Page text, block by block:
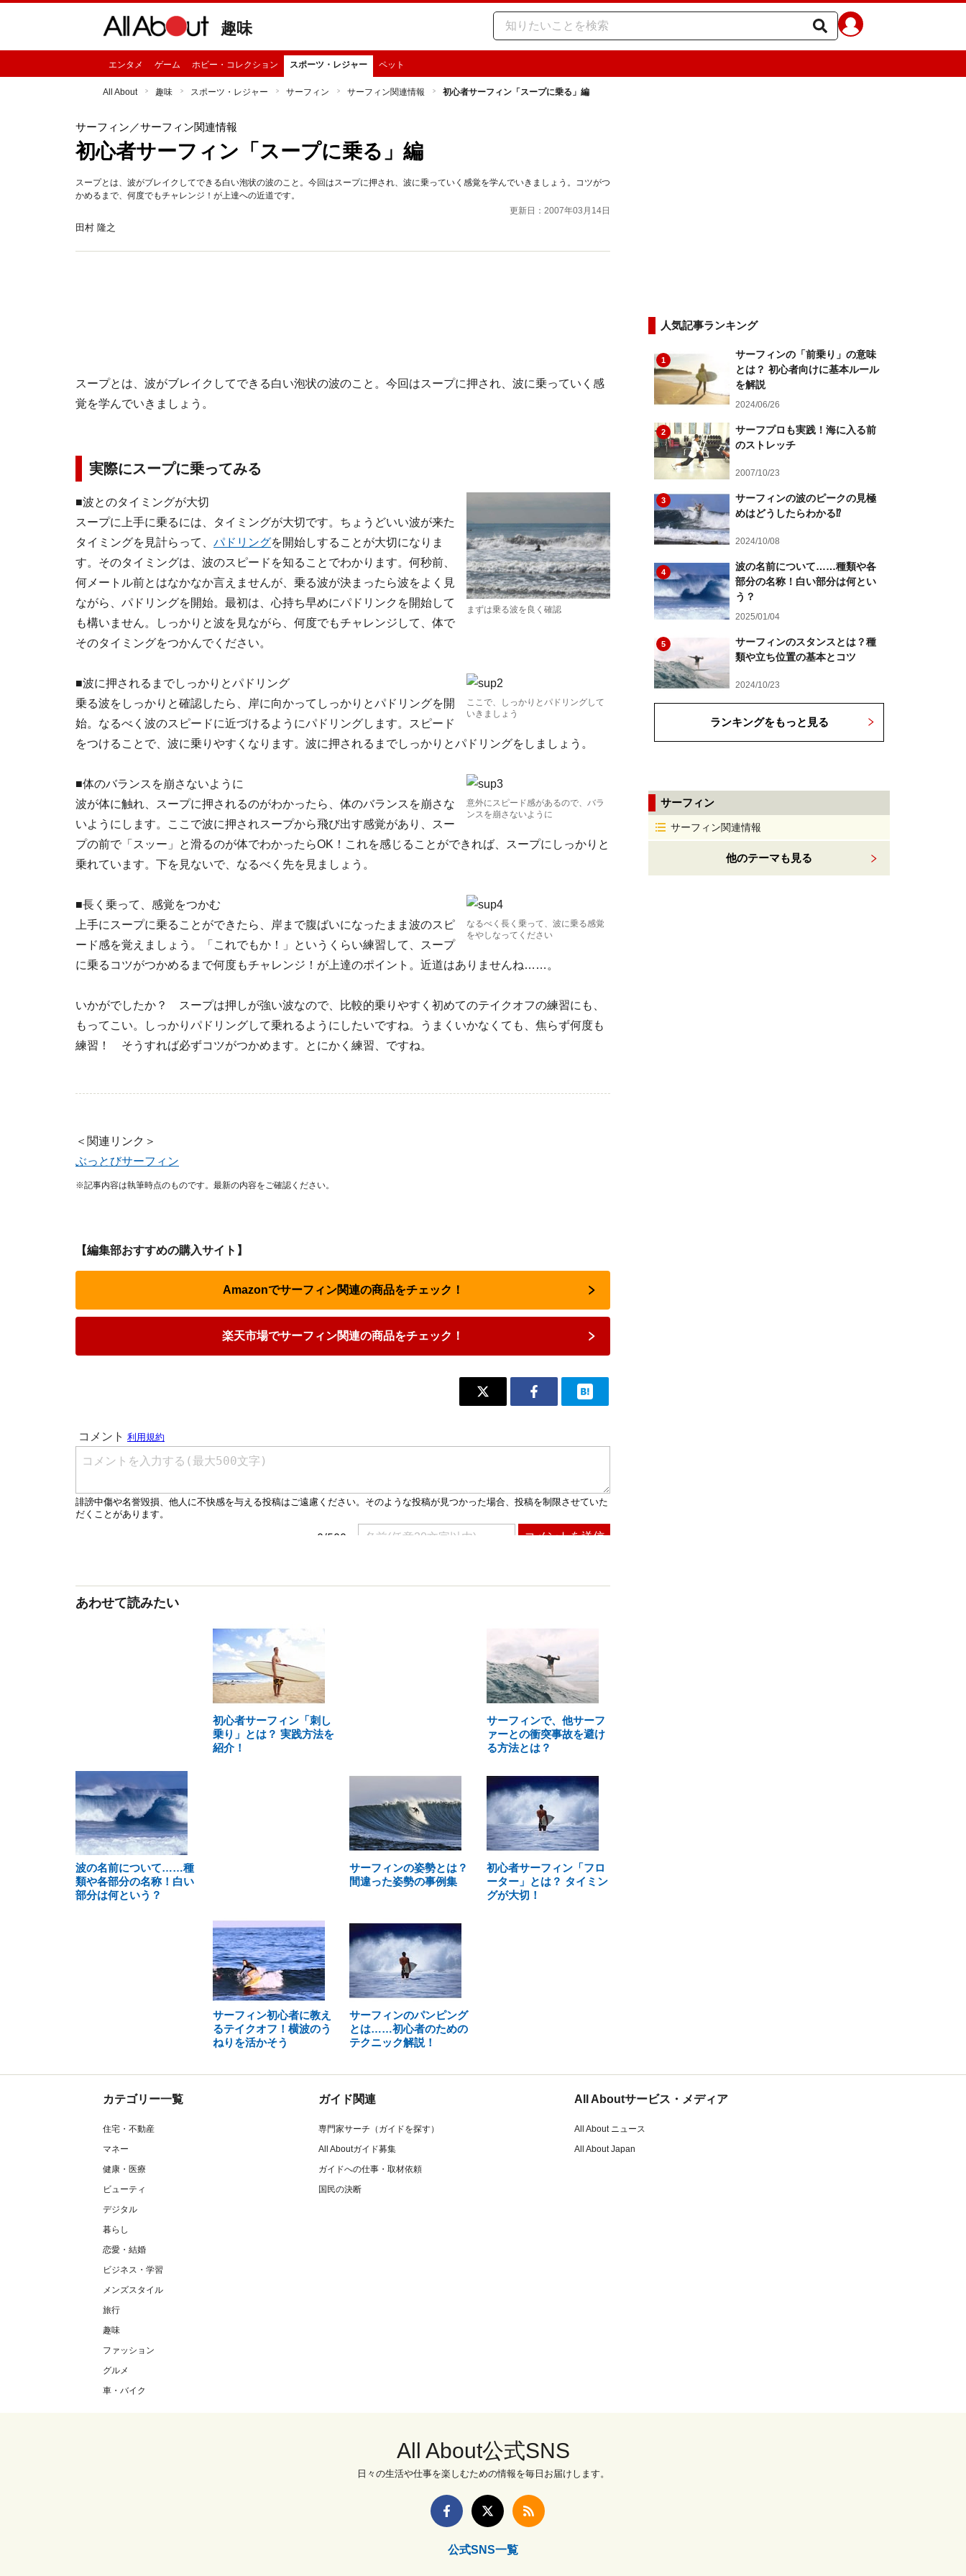
趣味
エンタメ ゲーム ホビー・コレクション スポーツ・レジャー ペット
All About 趣味 スポーツ・レジャー サーフィン サーフィン関連情報 初心者サーフィン「スープに乗る」編
サーフィン ／サーフィン関連情報
初心者サーフィン「スープに乗る」編
スープとは、波がブレイクしてできる白い泡状の波のこと。今回はスープに押され、波に乗っていく感覚を学んでいきましょう。コツがつ
かめるまで、何度でもチャレンジ！が上達への近道です。
更新日：2007年03月14日
田村 隆之
スープとは、波がブレイクしてできる白い泡状の波のこと。今回はスープに押され、波に乗っていく感
覚を学んでいきましょう。
実際にスープに乗ってみる
まずは乗る波を良く確認
■波とのタイミングが大切
スープに上手に乗るには、タイミングが大切です。ちょうどいい波が来た
タイミングを見計らって、 パドリングを開始しすることが大切になりま
す。そのタイミングは、波のスピードを知ることでわかります。何秒前、
何メートル前とはなかなか言えませんが、乗る波が決まったら波をよく見
ながら、パドリングを開始。最初は、心持ち早めにパドリンクを開始して
も構いません。しっかりと波を見ながら、何度でもチャレンジして、体で
そのタイミングをつかんでください。
ここで、しっかりとパドリングして
いきましょう
■波に押されるまでしっかりとパドリング
乗る波をしっかりと確認したら、岸に向かってしっかりとパドリングを開
始。なるべく波のスピードに近づけるようにパドリングします。スピード
をつけることで、波に乗りやすくなります。波に押されるまでしっかりとパドリングをしましょう。
意外にスピード感があるので、バラ
ンスを崩さないように
■体のバランスを崩さないように
波が体に触れ、スープに押されるのがわかったら、体のバランスを崩さな
いようにします。ここで波に押されスープから飛び出す感覚があり、スー
プの前で「スッー」と滑るのが体でわかったらOK！これを感じることができれば、スープにしっかりと
乗れています。下を見ないで、なるべく先を見ましょう。
なるべく長く乗って、波に乗る感覚
をやしなってください
■長く乗って、感覚をつかむ
上手にスープに乗ることができたら、岸まで腹ばいになったまま波のスピ
ード感を覚えましょう。「これでもか！」というくらい練習して、スープ
に乗るコツがつかめるまで何度もチャレンジ！が上達のポイント。近道はありませんね……。
いかがでしたか？ スープは押しが強い波なので、比較的乗りやすく初めてのテイクオフの練習にも、
もってこい。しっかりパドリングして乗れるようにしたいですね。うまくいかなくても、焦らず何度も
練習！ そうすれば必ずコツがつかめます。とにかく練習、ですね。
＜関連リンク＞
ぶっとびサーフィン
※記事内容は執筆時点のものです。最新の内容をご確認ください。
【編集部おすすめの購入サイト】
Amazonでサーフィン関連の商品をチェック！
楽天市場でサーフィン関連の商品をチェック！
あわせて読みたい
初心者サーフィン「刺し
乗り」とは？ 実践方法を
紹介！
サーフィンで、他サーフ
ァーとの衝突事故を避け
る方法とは？
波の名前について……種
類や各部分の名称！白い
部分は何という？
サーフィンの姿勢とは？
間違った姿勢の事例集
初心者サーフィン「フロ
ーター」とは？ タイミン
グが大切！
サーフィン初心者に教え
るテイクオフ！横波のう
ねりを活かそう
サーフィンのパンピング
とは……初心者のための
テクニック解説！
人気記事ランキング
1
サーフィンの「前乗り」の意味
とは？ 初心者向けに基本ルール
を解説
2024/06/26
2
サーフプロも実践！海に入る前
のストレッチ
2007/10/23
3
サーフィンの波のピークの見極
めはどうしたらわかる⁉
2024/10/08
4
波の名前について……種類や各
部分の名称！白い部分は何とい
う？
2025/01/04
5
サーフィンのスタンスとは？種
類や立ち位置の基本とコツ
2024/10/23
ランキングをもっと見る
サーフィン
サーフィン関連情報
他のテーマも見る
カテゴリー一覧
住宅・不動産
マネー
健康・医療
ビューティ
デジタル
暮らし
恋愛・結婚
ビジネス・学習
メンズスタイル
旅行
趣味
ファッション
グルメ
車・バイク
ガイド関連
専門家サーチ（ガイドを探す）
All Aboutガイド募集
ガイドへの仕事・取材依頼
国民の決断
All Aboutサービス・メディア
All About ニュース
All About Japan
All About公式SNS
日々の生活や仕事を楽しむための情報を毎日お届けします。
公式SNS一覧